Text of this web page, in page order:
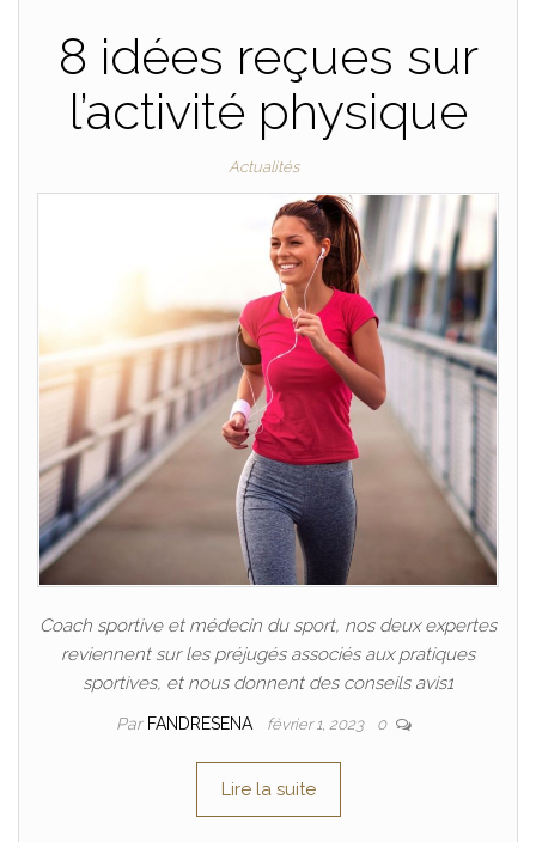
8 idées reçues sur
l’activité physique
Actualités
Coach sportive et médecin du sport, nos deux expertes
reviennent sur les préjugés associés aux pratiques
sportives, et nous donnent des conseils avis1
Par FANDRESENA février 1, 2023 0
Lire la suite